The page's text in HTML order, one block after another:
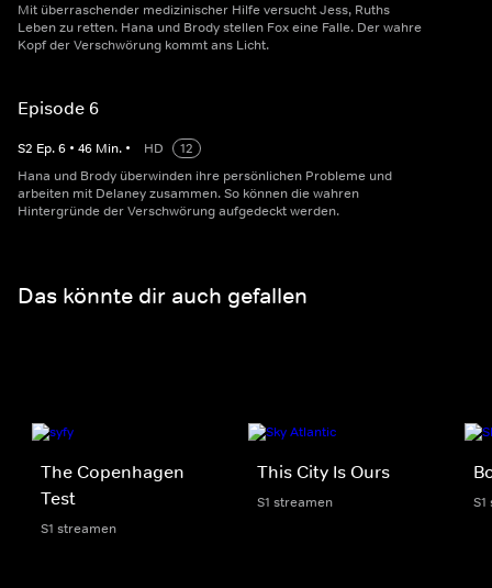
Mit überraschender medizinischer Hilfe versucht Jess, Ruths
Leben zu retten. Hana und Brody stellen Fox eine Falle. Der wahre
Kopf der Verschwörung kommt ans Licht.
Episode 6
S2 Ep.6 • 46 Min. • HD
12
Hana und Brody überwinden ihre persönlichen Probleme und
arbeiten mit Delaney zusammen. So können die wahren
Hintergründe der Verschwörung aufgedeckt werden.
Das könnte dir auch gefallen
The Copenhagen
Test
S1 streamen
This City Is Ours
S1 streamen